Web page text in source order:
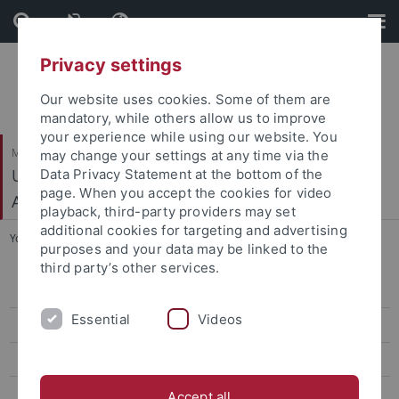
Skip
to
content
Skip
to
footer
Mathematisch-Naturwissenschaftliche Fakultät
Urgeschichte und Naturwissenschaftliche
Archäologie
You are here: Startseite ... AlpiNet
Aktuelles
Privacy settings
Our website uses cookies. Some of them are
mandatory, while others allow us to improve
your experience while using our website. You
may change your settings at any time via the
Data Privacy Statement at the bottom of the
page. When you accept the cookies for video
playback, third-party providers may set
additional cookies for targeting and advertising
purposes and your data may be linked to the
third party’s other services.
Essential Videos